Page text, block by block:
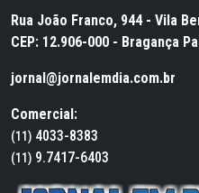
Rua João Franco, 944 - Vila
CEP: 12.906-000 - Bragança
jornal@jornalemdia.com.br
Comercial:
(11) 4033-8383
(11) 9.7417-6403